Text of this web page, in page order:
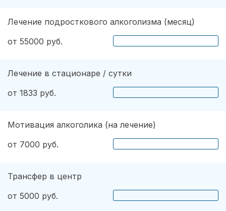
Лечение подросткового алкоголизма (месяц)
от 55000 руб.
Лечение в стационаре / сутки
от 1833 руб.
Мотивация алкоголика (на лечение)
от 7000 руб.
Трансфер в центр
от 5000 руб.